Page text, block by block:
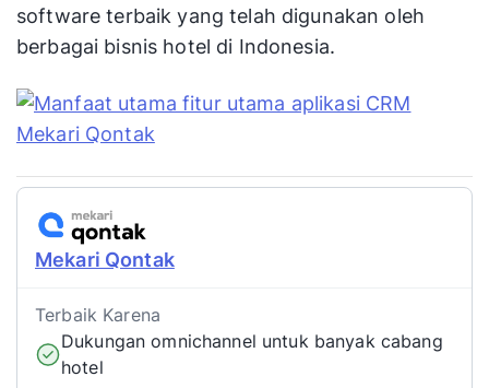
software terbaik yang telah digunakan oleh
berbagai bisnis hotel di Indonesia.
Mekari Qontak
Terbaik Karena
Dukungan omnichannel untuk banyak cabang
hotel